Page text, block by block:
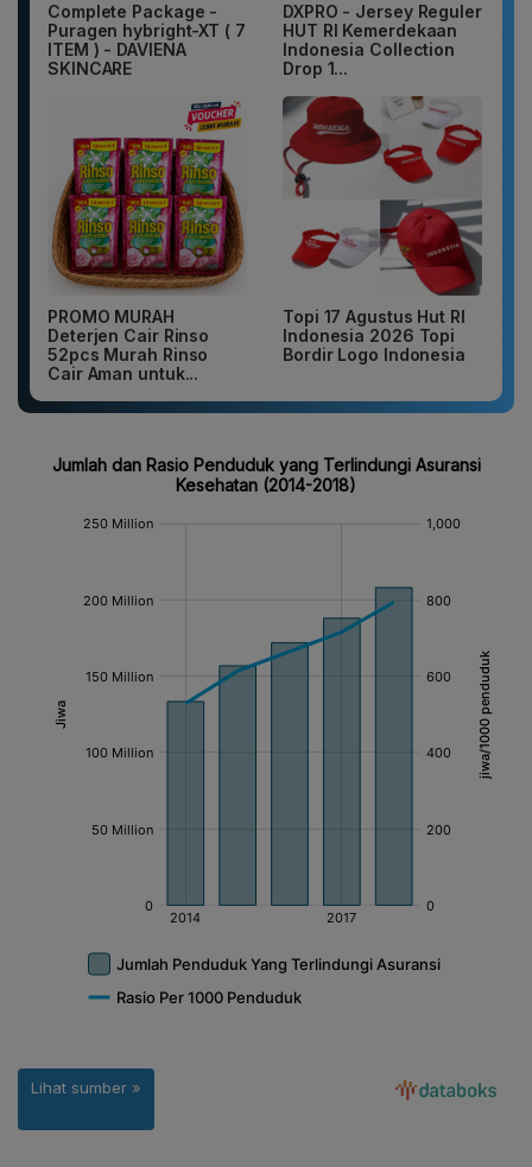
Complete Package -
Puragen hybright-XT ( 7
ITEM ) - DAVIENA
SKINCARE
DXPRO - Jersey Reguler
HUT RI Kemerdekaan
Indonesia Collection
Drop 1...
PROMO MURAH
Deterjen Cair Rinso
52pcs Murah Rinso
Cair Aman untuk...
Topi 17 Agustus Hut RI
Indonesia 2026 Topi
Bordir Logo Indonesia